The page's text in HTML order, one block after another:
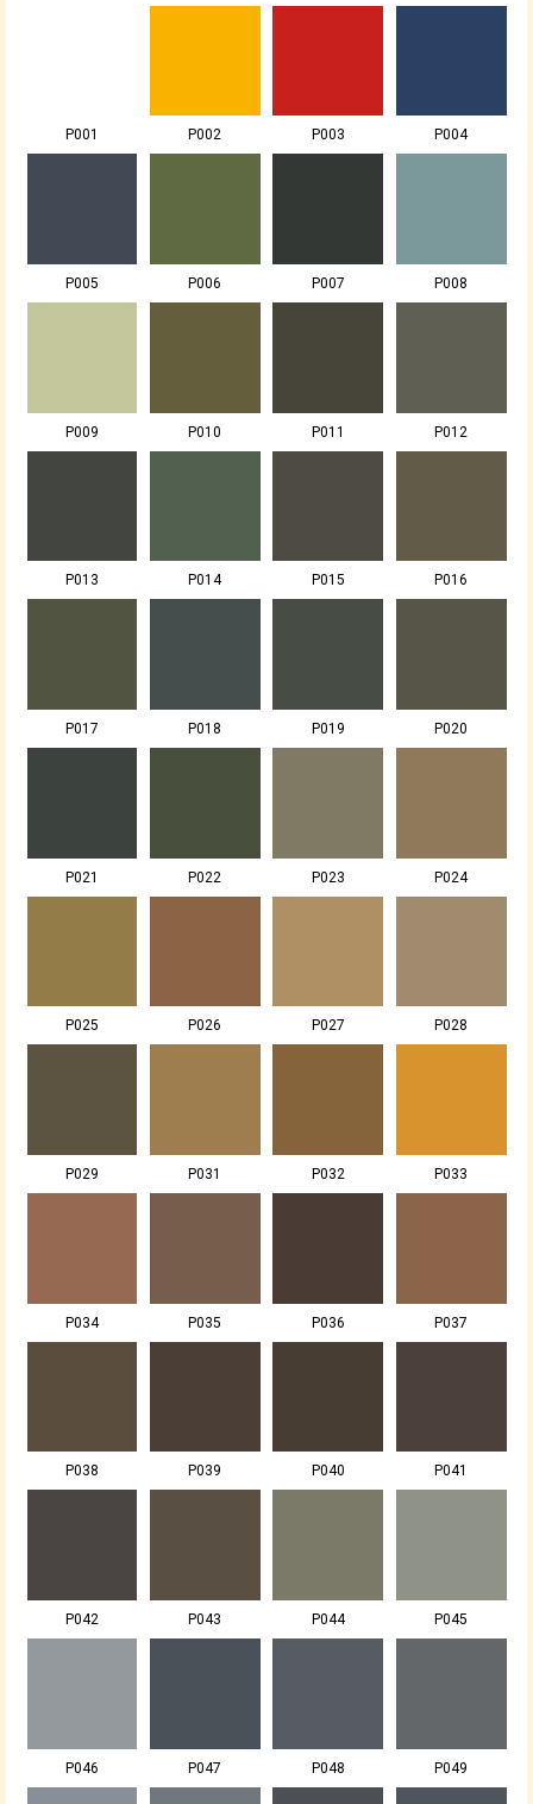
P001 P002 P003 P004
P005 P006 P007 P008
P009 P010 P011 P012
P013 P014 P015 P016
P017 P018 P019 P020
P021 P022 P023 P024
P025 P026 P027 P028
P029 P031 P032 P033
P034 P035 P036 P037
P038 P039 P040 P041
P042 P043 P044 P045
P046 P047 P048 P049